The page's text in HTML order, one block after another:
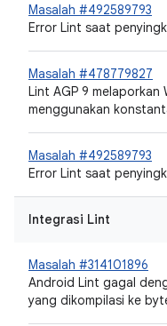
Masalah #492589793
Error Lint saat
Masalah #478779827
Lint AGP 9
menggunakan
Masalah #492589793
Error Lint saat
Integrasi Lint
Masalah #314101896
Android Lint gagal
yang dikompilasi ke